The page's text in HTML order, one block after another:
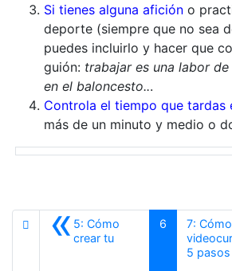
Si tienes alguna afición o
deporte (siempre que no sea
puedes incluirlo y hacer que
guión: trabajar es una labor
en el baloncesto...
Controla el tiempo que tardas
más de un minuto y medio o
«5: Cómo
crear tu
6
7:
5 pasos